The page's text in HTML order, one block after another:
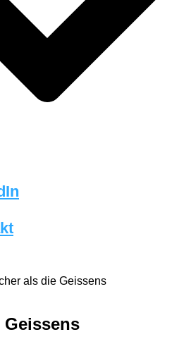
als die Geissens
Geissens